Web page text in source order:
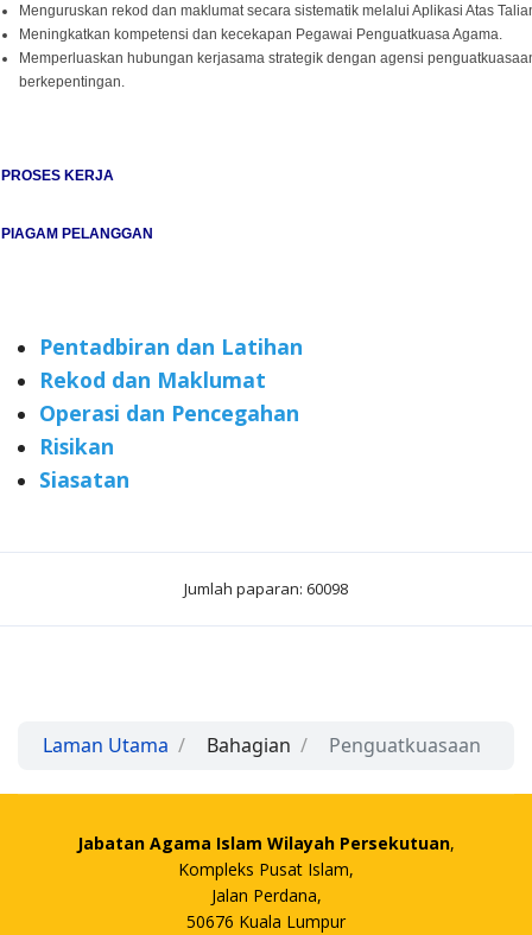
Menguruskan rekod dan maklumat secara sistematik melalui Aplikasi Atas
Meningkatkan kompetensi dan kecekapan Pegawai Penguatkuasa Agama.
Memperluaskan hubungan kerjasama strategik dengan agensi
berkepentingan.
PROSES KERJA
PIAGAM PELANGGAN
Pentadbiran dan Latihan
Rekod dan Maklumat
Operasi dan Pencegahan
Risikan
Siasatan
Jumlah paparan: 60098
Laman Utama Bahagian Penguatkuasaan
Jabatan Agama Islam Wilayah Persekutuan,
Kompleks Pusat Islam,
Jalan Perdana,
50676 Kuala Lumpur